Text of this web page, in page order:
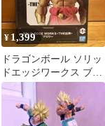
¥1,399
ドラゴンボール ソリッ
ドエッジワークス ブロ
リー